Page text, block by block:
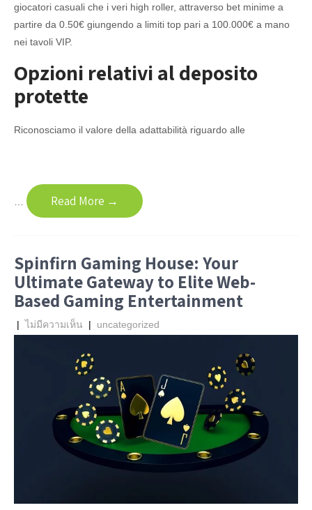
giocatori casuali che i veri high roller, attraverso bet minime a
partire da 0.50€ giungendo a limiti top pari a 100.000€ a mano
nei tavoli VIP.
Opzioni relativi al deposito
protette
Riconosciamo il valore della adattabilità riguardo alle
Read More →
Spinfirn Gaming House: Your
Ultimate Gateway to Elite Web-
Based Gaming Entertainment
|ไม่มีความเห็น | uncategorized